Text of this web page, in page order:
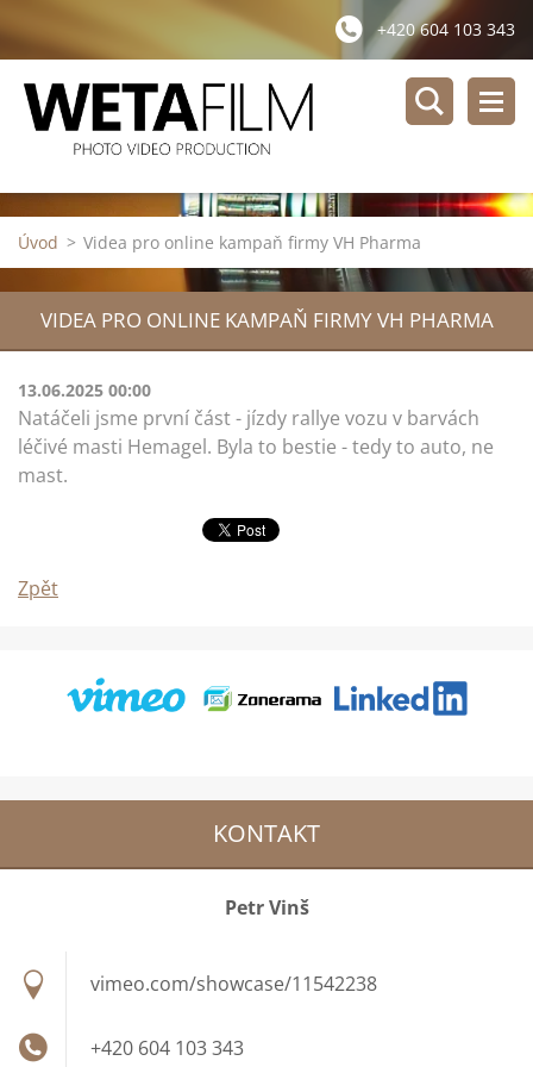
+420 604 103 343
Úvod > Videa pro online kampaň firmy VH Pharma
VIDEA PRO ONLINE KAMPAŇ FIRMY VH PHARMA
13.06.2025 00:00
Natáčeli jsme první část - jízdy rallye vozu v barvách
léčivé masti Hemagel. Byla to bestie - tedy to auto, ne
mast.
Zpět
KONTAKT
Petr Vinš
vimeo.com/showcase/11542238
+420 604 103 343